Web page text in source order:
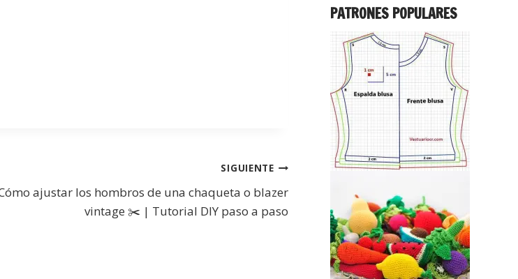
SIGUIENTE
ajustar los hombros de una chaqueta o blazer
vintage ✂️ | Tutorial DIY paso a paso
PATRONES POPULARES